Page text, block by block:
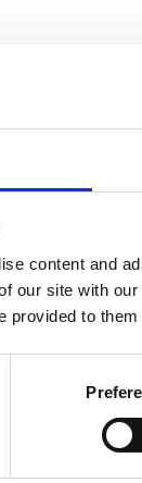
content and
our site with
provided to